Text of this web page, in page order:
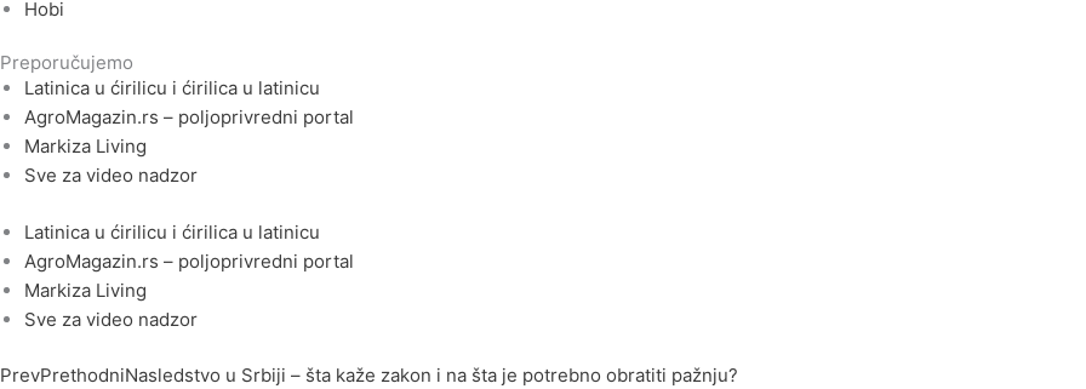
Hobi
Preporučujemo
Latinica u ćirilicu i ćirilica u latinicu
AgroMagazin.rs – poljoprivredni portal
Markiza Living
Sve za video nadzor
Latinica u ćirilicu i ćirilica u latinicu
AgroMagazin.rs – poljoprivredni portal
Markiza Living
Sve za video nadzor
PrevPrethodniNasledstvo u Srbiji – šta kaže zakon i na šta je potrebno obratiti pažnju?